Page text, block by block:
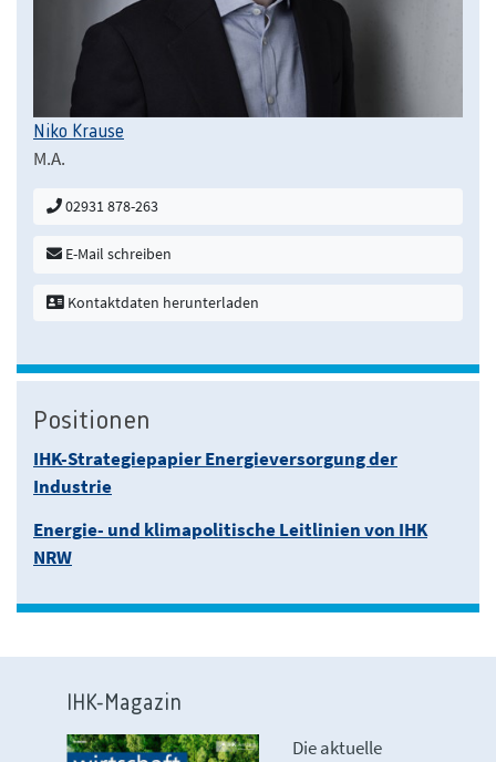
Niko Krause
M.A.
02931 878-263
E-Mail schreiben
Kontaktdaten herunterladen
Positionen
IHK-Strategiepapier Energieversorgung der
Industrie
Energie- und klimapolitische Leitlinien von IHK
NRW
IHK-Magazin
Die aktuelle